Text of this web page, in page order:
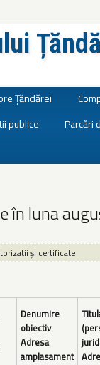
Țăndărei
publice Parcări
în luna
și certificate
Denumire
obiectiv
Adresa
amplasament